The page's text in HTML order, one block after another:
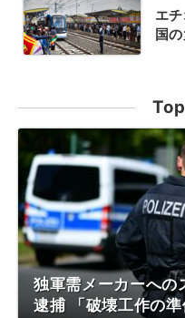
エ
国
独軍需メーカーへの
逮捕 「破壊工作の